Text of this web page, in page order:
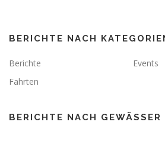
g
s
n
i
BERICHTE NACH
Berichte
Events
Fahrten
BERICHTE NACH GEWÄSSER